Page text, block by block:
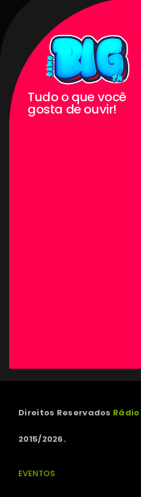
Tudo o que você
gosta de ouvir!
Direitos Reservados Rádio
2015/2026.
EVENTOS